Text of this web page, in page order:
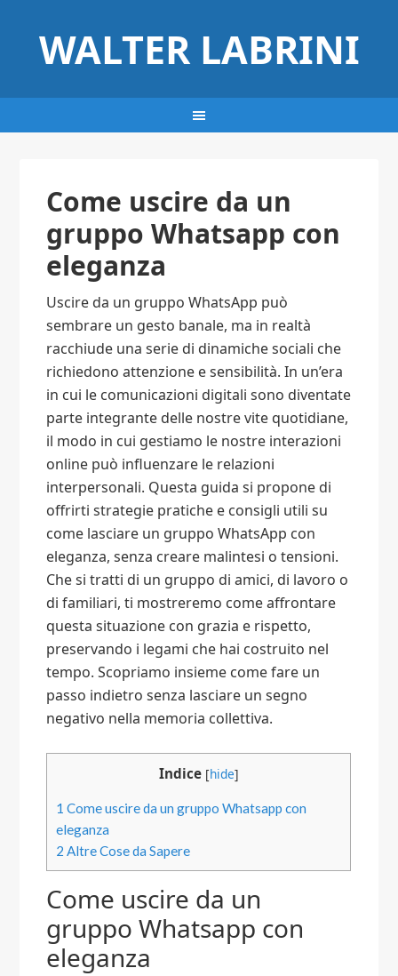
WALTER LABRINI
Come uscire da un
gruppo Whatsapp con
eleganza​
Uscire da un gruppo WhatsApp può
sembrare un gesto banale, ma in realtà
racchiude una serie di dinamiche sociali che
richiedono attenzione e sensibilità. In un’era
in cui le comunicazioni digitali sono diventate
parte integrante delle nostre vite quotidiane,
il modo in cui gestiamo le nostre interazioni
online può influenzare le relazioni
interpersonali. Questa guida si propone di
offrirti strategie pratiche e consigli utili su
come lasciare un gruppo WhatsApp con
eleganza, senza creare malintesi o tensioni.
Che si tratti di un gruppo di amici, di lavoro o
di familiari, ti mostreremo come affrontare
questa situazione con grazia e rispetto,
preservando i legami che hai costruito nel
tempo. Scopriamo insieme come fare un
passo indietro senza lasciare un segno
negativo nella memoria collettiva.
Indice [hide]
1 Come uscire da un gruppo Whatsapp con
eleganza​
2 Altre Cose da Sapere
Come uscire da un
gruppo Whatsapp con
eleganza​